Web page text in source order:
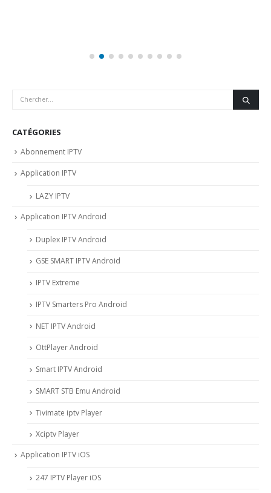
CATÉGORIES
Abonnement IPTV
Application IPTV
LAZY IPTV
Application IPTV Android
Duplex IPTV Android
GSE SMART IPTV Android
IPTV Extreme
IPTV Smarters Pro Android
NET IPTV Android
OttPlayer Android
Smart IPTV Android
SMART STB Emu Android
Tivimate iptv Player
Xciptv Player
Application IPTV iOS
247 IPTV Player iOS